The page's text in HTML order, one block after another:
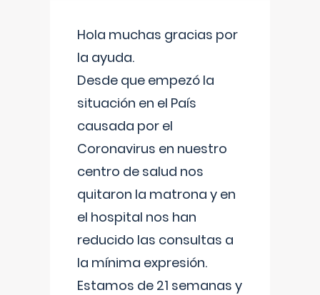
Hola muchas gracias por
la ayuda.
Desde que empezó la
situación en el País
causada por el
Coronavirus en nuestro
centro de salud nos
quitaron la matrona y en
el hospital nos han
reducido las consultas a
la mínima expresión.
Estamos de 21 semanas y